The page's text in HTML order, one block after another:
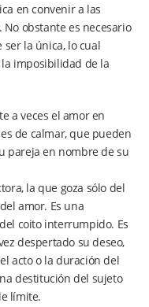
en convenir a las
No obstante es necesario
la única, lo cual
la imposibilidad de la
a veces el amor en
de calmar, que pueden
pareja en nombre de su
la que goza sólo del
amor. Es una
coito interrumpido. Es
despertado su deseo,
acto o la duración del
destitución del sujeto
límite.